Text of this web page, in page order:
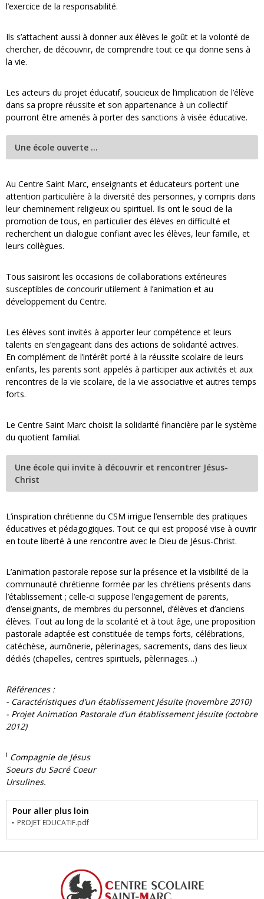
l’exercice de la responsabilité.
Ils s’attachent aussi à donner aux élèves le goût et la volonté de
chercher, de découvrir, de comprendre tout ce qui donne sens à
la vie.
Les acteurs du projet éducatif, soucieux de l’implication de l’élève
dans sa propre réussite et son appartenance à un collectif
pourront être amenés à porter des sanctions à visée éducative.
Une école ouverte …
Au Centre Saint Marc, enseignants et éducateurs portent une
attention particulière à la diversité des personnes, y compris dans
leur cheminement religieux ou spirituel. Ils ont le souci de la
promotion de tous, en particulier des élèves en difficulté et
recherchent un dialogue confiant avec les élèves, leur famille, et
leurs collègues.
Tous saisiront les occasions de collaborations extérieures
susceptibles de concourir utilement à l’animation et au
développement du Centre.
Les élèves sont invités à apporter leur compétence et leurs
talents en s’engageant dans des actions de solidarité actives.
En complément de l’intérêt porté à la réussite scolaire de leurs
enfants, les parents sont appelés à participer aux activités et aux
rencontres de la vie scolaire, de la vie associative et autres temps
forts.
Le Centre Saint Marc choisit la solidarité financière par le système
du quotient familial.
Une école qui invite à découvrir et rencontrer Jésus-
Christ
L’inspiration chrétienne du CSM irrigue l’ensemble des pratiques
éducatives et pédagogiques. Tout ce qui est proposé vise à ouvrir
en toute liberté à une rencontre avec le Dieu de Jésus-Christ.
L’animation pastorale repose sur la présence et la visibilité de la
communauté chrétienne formée par les chrétiens présents dans
l’établissement ; celle-ci suppose l’engagement de parents,
d’enseignants, de membres du personnel, d’élèves et d’anciens
élèves. Tout au long de la scolarité et à tout âge, une proposition
pastorale adaptée est constituée de temps forts, célébrations,
catéchèse, aumônerie, pèlerinages, sacrements, dans des lieux
dédiés (chapelles, centres spirituels, pèlerinages…)
Références :
- Caractéristiques d’un établissement Jésuite (novembre 2010)
- Projet Animation Pastorale d’un établissement jésuite (octobre
2012)
i Compagnie de Jésus
Soeurs du Sacré Coeur
Ursulines.
Pour aller plus loin
PROJET EDUCATIF.pdf